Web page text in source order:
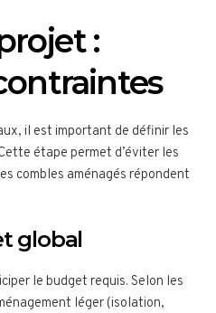
:
il est important de définir les
étape permet d’éviter les
combles aménagés répondent
global
le budget requis. Selon les
léger (isolation,